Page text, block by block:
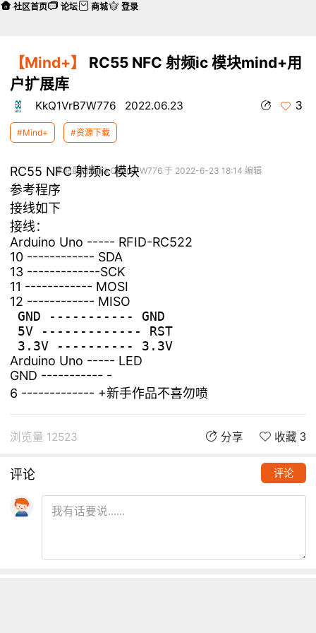
【Mind+】
RC55 NFC 射频ic 模块mind+用
户扩展库
KkQ1VrB7W776 2022.06.23 3
#Mind+ #资源下载
本帖最后由 KkQ1VrB7W776 于 2022-6-23 18:14 编辑
RC55 NFC 射频ic 模块
参考程序
接线如下
接线：
Arduino Uno ----- RFID-RC522
10 ------------ SDA
13 -------------SCK
11 ------------ MOSI
12 ------------ MISO
GND ----------- GND
5V ------------- RST
Arduino Uno ----- LED
GND ----------- -
6 ------------- +新手作品不喜勿喷
浏览量 12523 分享 收藏 3
评论 评论
社区首页 论坛 商城 登录